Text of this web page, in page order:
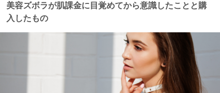
美容ズボラが肌課金に目覚めてから意識したことと購
入したもの